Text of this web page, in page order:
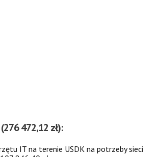
472,12 zł):
IT na terenie USDK na potrzeby sieci